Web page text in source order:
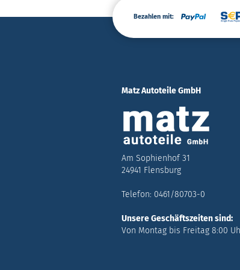
Bezahlen mit:
Matz Autoteile GmbH
Am Sophienhof 31
24941 Flensburg
Telefon: 0461/80703-0
Unsere Geschäftszeiten sind:
Von Montag bis Freitag 8:00